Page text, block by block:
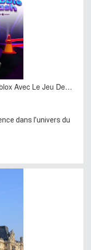
Avec Le Jeu De…
dans l’univers du